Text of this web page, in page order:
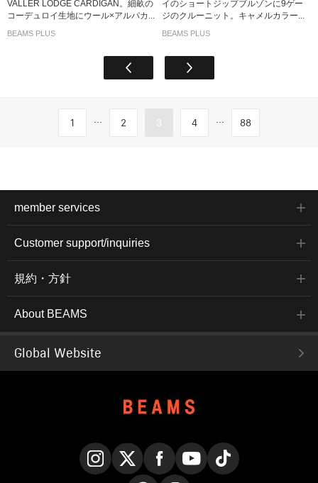
VALLER LODGE CARDIGAN。細畝の
コーデュロイ生地にウール×アルパカ...
BEAMS PLUS
イのショートジップブルゾンに9ゲー
ジのクルーニット。キャメルカラー...
BEAMS PLUS
1 ... 2 3 4 ... 88
member services
Customer support/inquiries
規約・方針
About BEAMS
Global Website